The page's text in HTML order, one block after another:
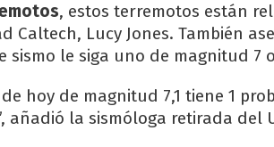
, estos terremotos están
Caltech, Lucy Jones. También
sismo le siga uno de magnitud 7
hoy de magnitud 7,1 tiene 1
añadió la sismóloga retirada del